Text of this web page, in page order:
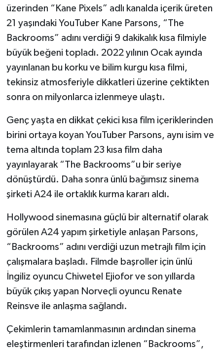
üzerinden “Kane Pixels” adlı kanalda içerik üreten
21 yaşındaki YouTuber Kane Parsons, “The
Backrooms” adını verdiği 9 dakikalık kısa filmiyle
büyük beğeni topladı. 2022 yılının Ocak ayında
yayınlanan bu korku ve bilim kurgu kısa filmi,
tekinsiz atmosferiyle dikkatleri üzerine çektikten
sonra on milyonlarca izlenmeye ulaştı.
Genç yaşta en dikkat çekici kısa film içeriklerinden
birini ortaya koyan YouTuber Parsons, aynı isim ve
tema altında toplam 23 kısa film daha
yayınlayarak “The Backrooms”u bir seriye
dönüştürdü. Daha sonra ünlü bağımsız sinema
şirketi A24 ile ortaklık kurma kararı aldı.
Hollywood sinemasına güçlü bir alternatif olarak
görülen A24 yapım şirketiyle anlaşan Parsons,
“Backrooms” adını verdiği uzun metrajlı film için
çalışmalara başladı. Filmde başroller için ünlü
İngiliz oyuncu Chiwetel Ejiofor ve son yıllarda
büyük çıkış yapan Norveçli oyuncu Renate
Reinsve ile anlaşma sağlandı.
Çekimlerin tamamlanmasının ardından sinema
eleştirmenleri tarafından izlenen “Backrooms”,